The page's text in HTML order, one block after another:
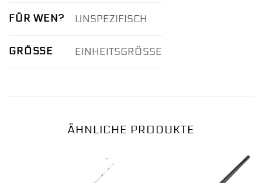
FÜR WEN? UNSPEZIFISCH
GRÖSSE EINHEITSGRÖSSE
ÄHNLICHE PRODUKTE